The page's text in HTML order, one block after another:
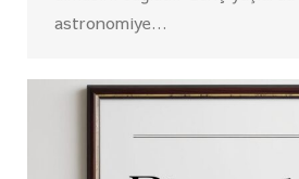
astronomiye…